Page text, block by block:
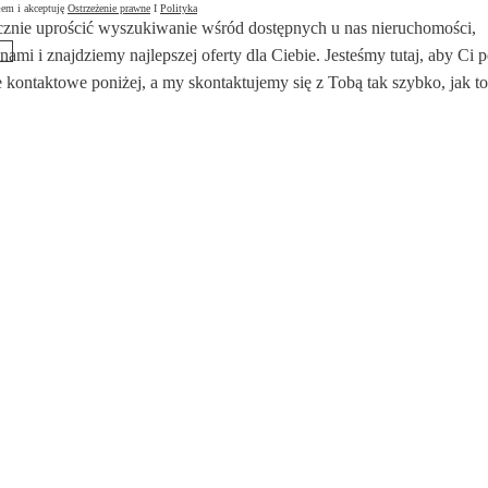
i akceptuję Ostrzeżenie prawne I Polityka
uprościć wyszukiwanie wśród dostępnych u nas nieruchomości,
i znajdziemy najlepszej oferty dla Ciebie. Jesteśmy tutaj, aby Ci
kontaktowe poniżej, a my skontaktujemy się z Tobą tak szybko, jak to